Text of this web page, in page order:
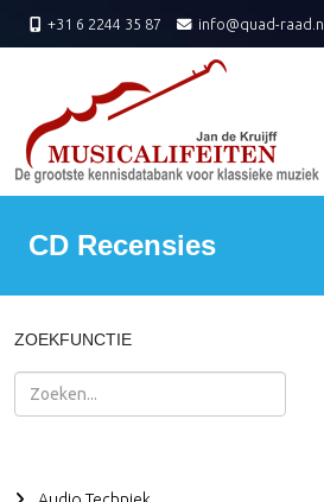
+31 6 2244 35 87 info@quad-raad.nl
CD Recensies
ZOEKFUNCTIE
Zoeken